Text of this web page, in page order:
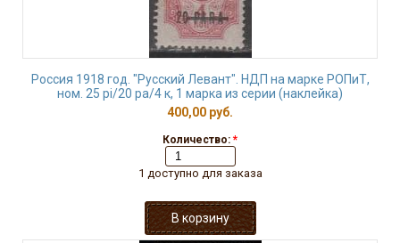
Россия 1918 год. "Русский Левант". НДП на марке РОПиТ,
ном. 25 pi/20 pa/4 к, 1 марка из серии (наклейка)
400,00 руб.
Количество: *
1 доступно для заказа